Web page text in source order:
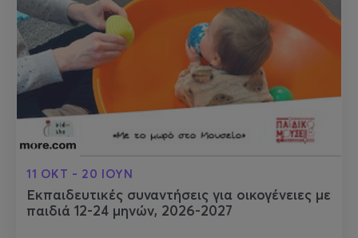
11 ΟΚΤ - 20 ΙΟΥΝ
Εκπαιδευτικές συναντήσεις για οικογένειες με
παιδιά 12-24 μηνών, 2026-2027